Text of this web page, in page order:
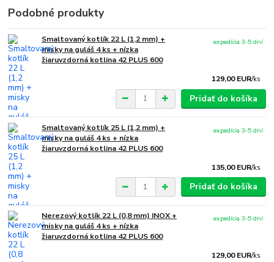
Podobné produkty
Smaltovaný kotlík 22 L (1,2 mm) +
misky na guláš 4 ks + nízka
žiaruvzdorná kotlina 42 PLUS 600
129,00 EUR/ks
expedícia 3-5 dní
Pridať do košíka
Smaltovaný kotlík 25 L (1,2 mm) +
misky na guláš 4 ks + nízka
žiaruvzdorná kotlina 42 PLUS 600
135,00 EUR/ks
expedícia 3-5 dní
Pridať do košíka
Nerezový kotlík 22 L (0,8 mm) INOX +
misky na guláš 4 ks + nízka
žiaruvzdorná kotlina 42 PLUS 600
129,00 EUR/ks
expedícia 3-5 dní